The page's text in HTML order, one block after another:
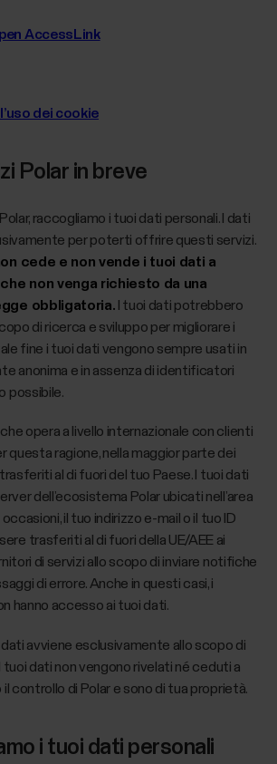
AccessLink
dei cookie
Polar in breve
raccogliamo i tuoi dati personali. I dati
per poterti offrire questi servizi.
cede e non vende i tuoi dati a
non venga richiesto da una
obbligatoria. I tuoi dati potrebbero
di ricerca e sviluppo per migliorare i
fine i tuoi dati vengono sempre usati in
anonima e in assenza di identificatori
possibile.
opera a livello internazionale con clienti
questa ragione, nella maggior parte dei
al di fuori del tuo Paese. I tuoi dati
dell’ecosistema Polar ubicati nell’area
occasioni, il tuo indirizzo e-mail o il tuo ID
trasferiti al di fuori della UE/AEE ai
di servizi allo scopo di inviare notifiche
di errore. Anche in questi casi, i
hanno accesso ai tuoi dati.
avviene esclusivamente allo scopo di
tuoi dati non vengono rivelati né ceduti a
controllo di Polar e sono di tua proprietà.
i tuoi dati personali